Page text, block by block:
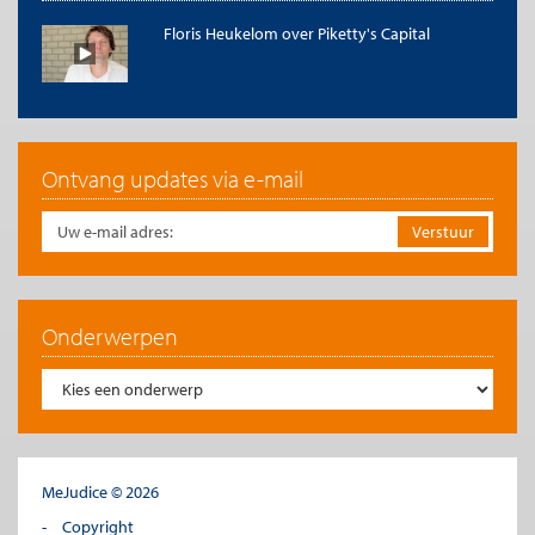
inkomen volgens “box-1” is nul. De eerste rij geeft de resultaten
onder het huidige stelsel; de tweede onder het stelsel met
Belasting.Wat betekenen deze getallen; bijvoorbeeld 0,80 en
ontstane vermogen onder de huidige vermogensbelasting, na
20 jaar bij een jaarlijks rendement van 10%, te delen door het
vermogen dat zou zijn ontstaan wanneer er géén vermogen
gerelateerde belasting geheven zou zijn; dat vermogen zou zijn
uitgegroeid tot bijna het zevenvoudige. Het getal 0,52 ontstaat
wanneer dit gebeurt onder de voorgestelde
VW-Belasting.
Anders gesteld: er zal onder die condities respectievelijk 20% en
48% naar de fiscus weggelekken. Vergelijkt men op die manier
de eerste en tweede rij, dan blijkt dat de belasting onder het
huidige stelsel vrijwel onafhankelijk is van de
vermogensopbrengsten, terwijl de
hogere rendementen. Dat is precies de bedoeling.
De laatste twee rijen geven de resultaten wanneer (i) het
startkapitaal nul is; (ii) er steeds 10.000 euro jaarlijks uit
arbeidsinkomen wordt gespaard, terwijl (iii) het belastbare
waarmee de vrije grens voor vermogensgroei 12.000 euro
wordt. Ook hier is hetzelfde gewenste effect duidelijk zichtbaar.
Floris Heukelom over Piketty's Capital
Ontvang updates via e-mail
Onderwerpen
MeJudice © 2026
Copyright